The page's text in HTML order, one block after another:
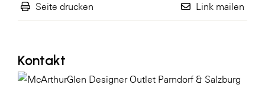
Seite drucken Link mailen
Kontakt